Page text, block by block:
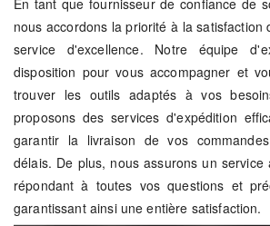
nous accordons la priorité à la satisfaction
service d'excellence. Notre équipe
disposition pour vous accompagner et
trouver les outils adaptés à vos
proposons des services d'expédition
garantir la livraison de vos
délais. De plus, nous assurons un service
répondant à toutes vos questions et
garantissant ainsi une entière satisfaction.